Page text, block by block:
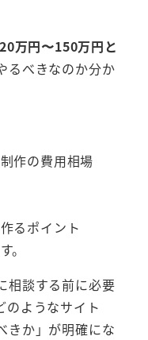
20万円〜150万円と
るべきなのか分か
作の費用相場
るポイント
。
相談する前に必要
のようなサイト
きか」が明確にな